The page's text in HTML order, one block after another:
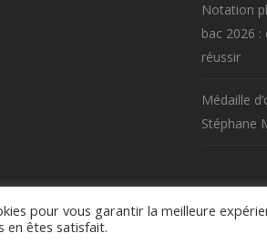
Notation
bac 2026
réussir
Médaille
Stéphane
Tous droits réservés - Mentions légales
pour vous garantir la meilleure
en êtes satisfait.